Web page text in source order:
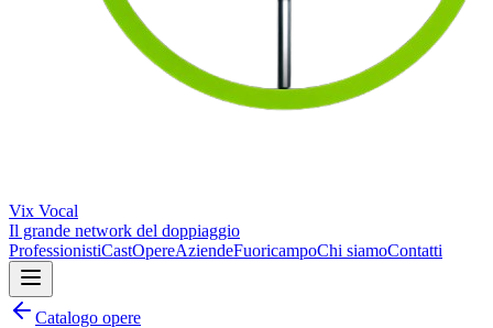
Vix Vocal
Il grande network del doppiaggio
ProfessionistiCastOpereAziendeFuoricampoChi siamoContatti
Catalogo opere